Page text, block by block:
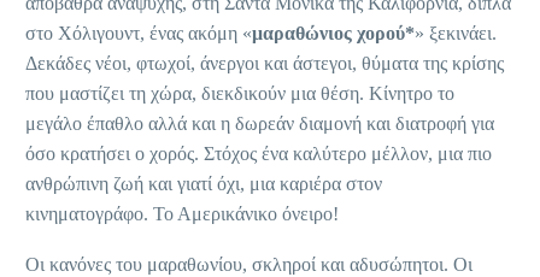
στο Χόλιγουντ, ένας ακόμη «μαραθώνιος χορού*» ξεκινάει.
Δεκάδες νέοι, φτωχοί, άνεργοι και άστεγοι, θύματα της κρίσης
που μαστίζει τη χώρα, διεκδικούν μια θέση. Κίνητρο το
μεγάλο έπαθλο αλλά και η δωρεάν διαμονή και διατροφή για
όσο κρατήσει ο χορός. Στόχος ένα καλύτερο μέλλον, μια πιο
ανθρώπινη ζωή και γιατί όχι, μια καριέρα στον
κινηματογράφο. Το Αμερικάνικο όνειρο!
Οι κανόνες του μαραθωνίου, σκληροί και αδυσώπητοι. Οι